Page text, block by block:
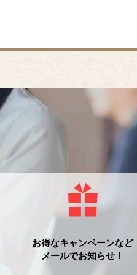
お得なキャンペーンなど
メールでお知らせ！